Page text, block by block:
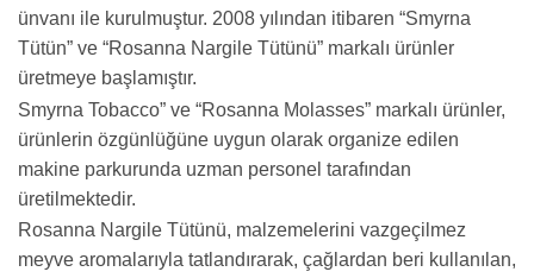
ünvanı ile kurulmuştur. 2008 yılından itibaren “Smyrna
Tütün” ve “Rosanna Nargile Tütünü” markalı ürünler
üretmeye başlamıştır.
Smyrna Tobacco” ve “Rosanna Molasses” markalı ürünler,
ürünlerin özgünlüğüne uygun olarak organize edilen
makine parkurunda uzman personel tarafından
üretilmektedir.
Rosanna Nargile Tütünü, malzemelerini vazgeçilmez
meyve aromalarıyla tatlandırarak, çağlardan beri kullanılan,